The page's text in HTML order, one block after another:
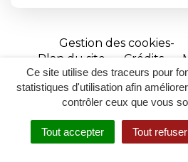
Ce site utilise des traceurs pour
statistiques d'utilisation afin
contrôler ceux que vous
Tout accepter Tout refuser
RECHERCHER
Gestion des cookies
Plan du site
Crédits
Site
réalisé
par
Inovagora